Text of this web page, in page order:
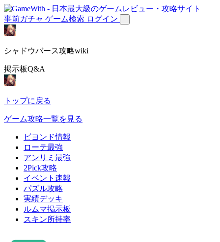
事前ガチャ ゲーム検索 ログイン
シャドウバース攻略wiki
掲示板Q&A
トップに戻る
ゲーム攻略一覧を見る
ビヨンド情報
ローテ最強
アンリミ最強
2Pick攻略
イベント速報
パズル攻略
実績デッキ
ルムマ掲示板
スキン所持率